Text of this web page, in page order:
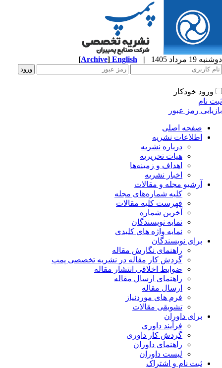
19 مرداد 1405 |
English
[Archive]
ورود خودکار
نام
رمز عبور
صفحه اصلی
اطلاعات نشریه
درباره نشریه
هیات تحریریه
اهداف و زمینه‌ها
اخبار نشریه
آرشیو مجله و مقالات
کلیه شماره‌های مجله
فهرست کلیه مقالات
آخرین شماره
نمایه نویسندگان
نمایه واژه های کلیدی
برای نویسندگان
راهنمای نگارش مقاله
گردش کار مقاله در نشریه تخصصی پمپ
ضوابط اخلاقی انتشار مقاله
راهنمای ارسال مقاله
ارسال مقاله
فرم های موردنیاز
تشویقی مقالات
برای داوران
فرآیند داوری
گردش کار داوری
راهنمای داوران
لیست داوران
ثبت نام و اشتراک